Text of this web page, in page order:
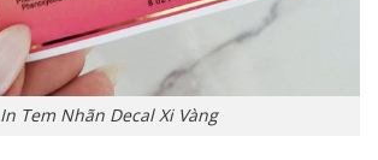
In Tem Nhãn Decal Xi Vàng